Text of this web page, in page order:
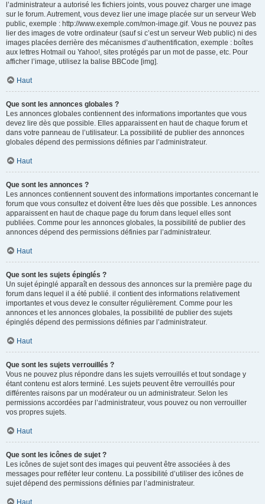
l’administrateur a autorisé les fichiers joints, vous pouvez charger une image
sur le forum. Autrement, vous devez lier une image placée sur un serveur Web
public, exemple : http://www.exemple.com/mon-image.gif. Vous ne pouvez pas
lier des images de votre ordinateur (sauf si c’est un serveur Web public) ni des
images placées derrière des mécanismes d’authentification, exemple : boîtes
aux lettres Hotmail ou Yahoo!, sites protégés par un mot de passe, etc. Pour
afficher l’image, utilisez la balise BBCode [img].
Haut
Que sont les annonces globales ?
Les annonces globales contiennent des informations importantes que vous
devez lire dès que possible. Elles apparaissent en haut de chaque forum et
dans votre panneau de l’utilisateur. La possibilité de publier des annonces
globales dépend des permissions définies par l’administrateur.
Haut
Que sont les annonces ?
Les annonces contiennent souvent des informations importantes concernant le
forum que vous consultez et doivent être lues dès que possible. Les annonces
apparaissent en haut de chaque page du forum dans lequel elles sont
publiées. Comme pour les annonces globales, la possibilité de publier des
annonces dépend des permissions définies par l’administrateur.
Haut
Que sont les sujets épinglés ?
Un sujet épinglé apparaît en dessous des annonces sur la première page du
forum dans lequel il a été publié. il contient des informations relativement
importantes et vous devez le consulter régulièrement. Comme pour les
annonces et les annonces globales, la possibilité de publier des sujets
épinglés dépend des permissions définies par l’administrateur.
Haut
Que sont les sujets verrouillés ?
Vous ne pouvez plus répondre dans les sujets verrouillés et tout sondage y
étant contenu est alors terminé. Les sujets peuvent être verrouillés pour
différentes raisons par un modérateur ou un administrateur. Selon les
permissions accordées par l’administrateur, vous pouvez ou non verrouiller
vos propres sujets.
Haut
Que sont les icônes de sujet ?
Les icônes de sujet sont des images qui peuvent être associées à des
messages pour refléter leur contenu. La possibilité d’utiliser des icônes de
sujet dépend des permissions définies par l’administrateur.
Haut